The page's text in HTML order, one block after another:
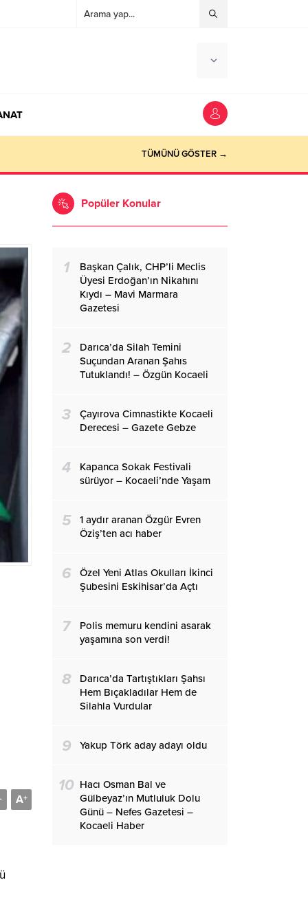
Haber TÜMÜNÜ GÖSTER →
A+
-
Popüler Konular
1
Başkan Çalık, CHP’li Meclis
Üyesi Erdoğan’ın Nikahını
Kıydı – Mavi Marmara
Gazetesi
2
Darıca’da Silah Temini
Suçundan Aranan Şahıs
Tutuklandı! – Özgün Kocaeli
3
Çayırova Cimnastikte Kocaeli
Derecesi – Gazete Gebze
4
Kapanca Sokak Festivali
sürüyor – Kocaeli’nde Yaşam
5
1 aydır aranan Özgür Evren
Öziş’ten acı haber
6
Özel Yeni Atlas Okulları İkinci
Şubesini Eskihisar’da Açtı
7
Polis memuru kendini asarak
yaşamına son verdi!
8
Darıca’da Tartıştıkları Şahsı
Hem Bıçakladılar Hem de
Silahla Vurdular
9 Yakup Törk aday adayı oldu
10 Hacı Osman Bal ve
Gülbeyaz’ın Mutluluk Dolu
Günü – Nefes Gazetesi –
Kocaeli Haber